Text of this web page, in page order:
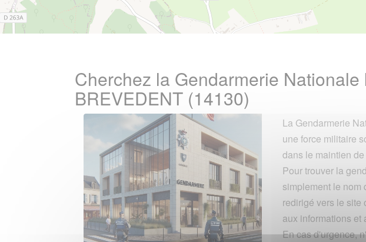
Cherchez la Gendarmerie
BREVEDENT (14130)
La Gendarmerie
une force militaire
dans le maintien
Pour trouver la
simplement le nom
redirigé vers le site
aux informations et
En cas d'urgence,